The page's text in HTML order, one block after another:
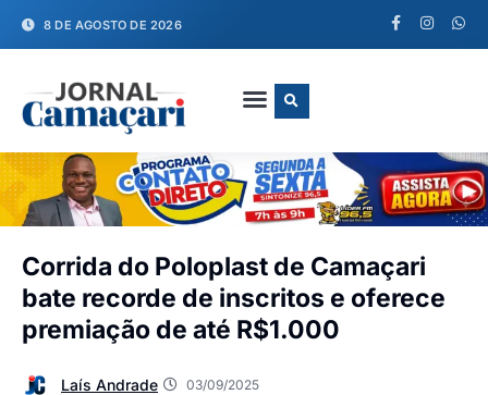
8 DE AGOSTO DE 2026
Corrida do Poloplast de Camaçari
bate recorde de inscritos e oferece
premiação de até R$1.000
Laís Andrade 03/09/2025